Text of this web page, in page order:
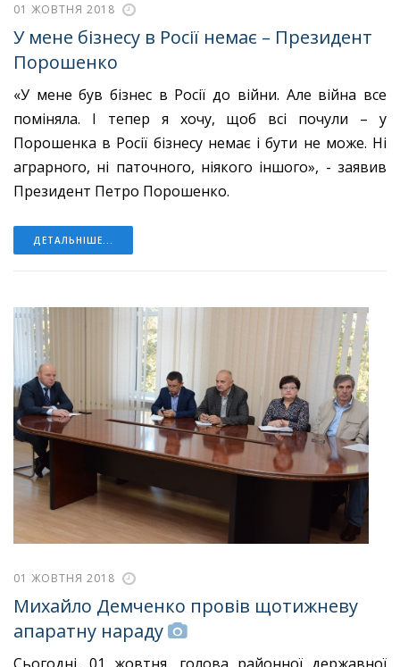
01 ЖОВТНЯ 2018
У мене бізнесу в Росії немає – Президент
Порошенко
«У мене був бізнес в Росії до війни. Але війна все
поміняла. І тепер я хочу, щоб всі почули – у
Порошенка в Росії бізнесу немає і бути не може. Ні
аграрного, ні паточного, ніякого іншого», - заявив
Президент Петро Порошенко.
ДЕТАЛЬНІШЕ...
01 ЖОВТНЯ 2018
Михайло Демченко провів щотижневу
апаратну нараду